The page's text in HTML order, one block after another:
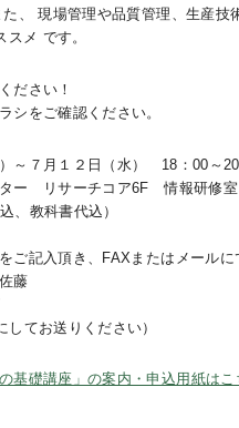
、 現場管理や品質管理、生産技
メ です。
ださい！
シをご確認ください。
～７月１２日（水） 18：00～
リサーチコア6F 情報研修室
教科書代込）
記入頂き、FAXまたはメールに
藤
てお送りください）
基礎講座」の案内・申込用紙はこ